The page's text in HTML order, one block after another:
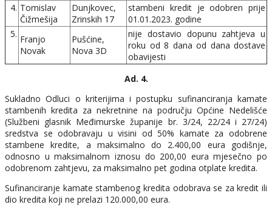
4. Tomislav
Čižmešija
Dunjkovec,
Zrinskih 17
stambeni kredit je odobren prije
01.01.2023. godine
5. Franjo
Novak
Pušćine,
Nova 3D
nije dostavio dopunu zahtjeva u
roku od 8 dana od dana dostave
obavijesti
Ad. 4.
Sukladno Odluci o kriterijima i postupku sufinanciranja kamate
stambenih kredita za nekretnine na području Općine Nedelišće
(Službeni glasnik Međimurske županije br. 3/24, 22/24 i 27/24)
sredstva se odobravaju u visini od 50% kamate za odobrene
stambene kredite, a maksimalno do 2.400,00 eura godišnje,
odnosno u maksimalnom iznosu do 200,00 eura mjesečno po
odobrenom zahtjevu, za maksimalno pet godina otplate kredita.
Sufinanciranje kamate stambenog kredita odobrava se za kredit ili
dio kredita koji ne prelazi 120.000,00 eura.